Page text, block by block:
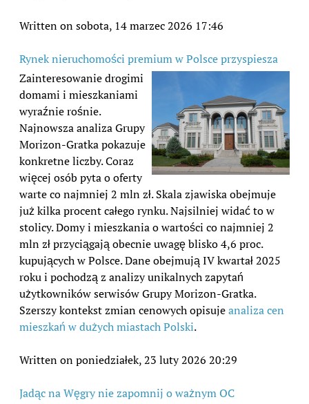
Written on sobota, 14 marzec 2026 17:46
Rynek nieruchomości premium w Polsce przyspiesza
Zainteresowanie drogimi
domami i mieszkaniami
wyraźnie rośnie.
Najnowsza analiza Grupy
Morizon-Gratka pokazuje
konkretne liczby. Coraz
więcej osób pyta o oferty
warte co najmniej 2 mln zł. Skala zjawiska obejmuje
już kilka procent całego rynku. Najsilniej widać to w
stolicy. Domy i mieszkania o wartości co najmniej 2
mln zł przyciągają obecnie uwagę blisko 4,6 proc.
kupujących w Polsce. Dane obejmują IV kwartał 2025
roku i pochodzą z analizy unikalnych zapytań
użytkowników serwisów Grupy Morizon-Gratka.
Szerszy kontekst zmian cenowych opisujeanaliza cen
mieszkań w dużych miastach Polski.
Written on poniedziałek, 23 luty 2026 20:29
Jadąc na Węgry nie zapomnij o ważnym OC